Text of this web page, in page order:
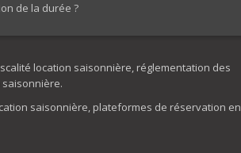
de la durée ?
location saisonnière, réglementation des
saisonnière, plateformes de réservation en